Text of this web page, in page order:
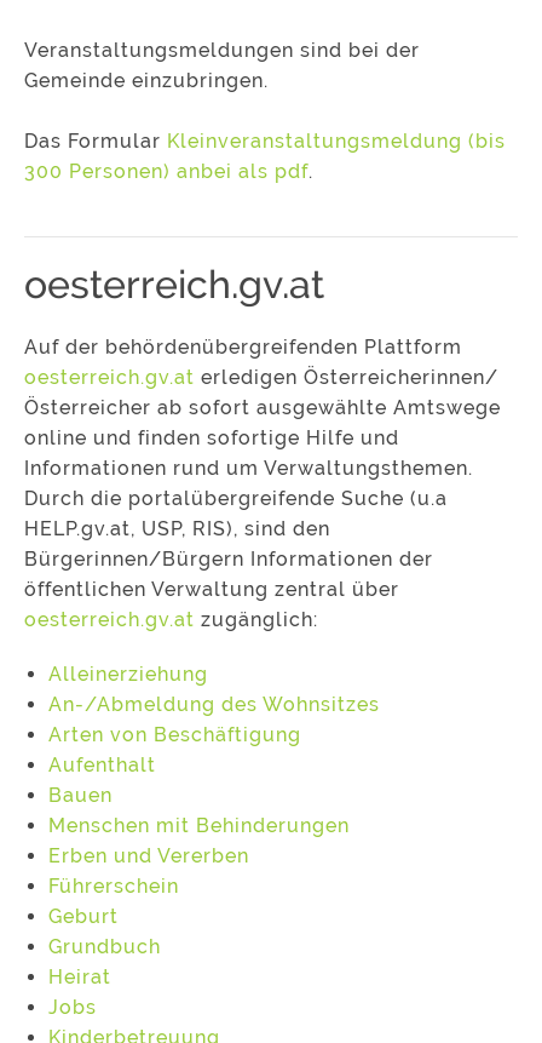
Veranstaltungsmeldungen sind bei der
Gemeinde einzubringen.
Das Formular Kleinveranstaltungsmeldung (bis
300 Personen) anbei als pdf.
oesterreich.gv.at
Auf der behördenübergreifenden Plattform
oesterreich.gv.at erledigen Österreicherinnen/
Österreicher ab sofort ausgewählte Amtswege
online und finden sofortige Hilfe und
Informationen rund um Verwaltungsthemen.
Durch die portalübergreifende Suche (u.a
HELP.gv.at, USP, RIS), sind den
Bürgerinnen/Bürgern Informationen der
öffentlichen Verwaltung zentral über
oesterreich.gv.at zugänglich:
Alleinerziehung
An-/Abmeldung des Wohnsitzes
Arten von Beschäftigung
Aufenthalt
Bauen
Menschen mit Behinderungen
Erben und Vererben
Führerschein
Geburt
Grundbuch
Heirat
Jobs
Kinderbetreuung